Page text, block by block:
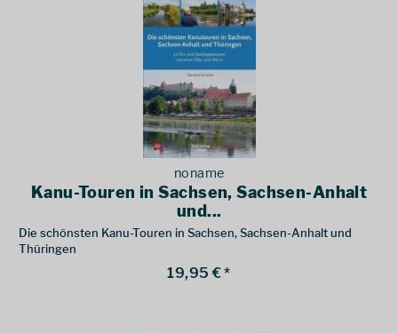
noname
Kanu-Touren in Sachsen, Sachsen-Anhalt
und...
Die schönsten Kanu-Touren in Sachsen, Sachsen-Anhalt und
Thüringen
19,95 € *